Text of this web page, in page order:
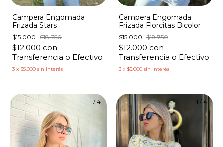
Campera Engomada
Frizada Stars
$15.000 $18.750
$12.000 con
Transferencia o Efectivo
3 x $5.000 sin interés
Campera Engomada
Frizada Florcitas Bicolor
$15.000 $18.750
$12.000 con
Transferencia o Efectivo
3 x $5.000 sin interés
1 /4 1 / 4